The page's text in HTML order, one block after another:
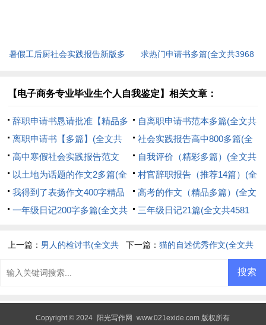
暑假工后厨社会实践报告新版多
求热门申请书多篇(全文共3968
【电子商务专业毕业生个人自我鉴定】相关文章：
辞职申请书恳请批准【精品多
篇】(全文共1993字)
自离职申请书范本多篇(全文共
4524字)
离职申请书【多篇】(全文共
3077字)
社会实践报告高中800多篇(全
文共5414字)
高中寒假社会实践报告范文
（精选26篇）(全文共32096字)
自我评价（精彩多篇）(全文共
1634字)
以土地为话题的作文2多篇(全
文共12468字)
村官辞职报告（推荐14篇）(全
文共6522字)
我得到了表扬作文400字精品
多篇(全文共1864字)
高考的作文（精品多篇）(全文
共3612字)
一年级日记200字多篇(全文共
三年级日记21篇(全文共4581
上一篇： 男人的检讨书(全文共
下一篇：猫的自述优秀作文(全文共
Copyright © 2024 阳光写作网 www.021exide.com 版权所有